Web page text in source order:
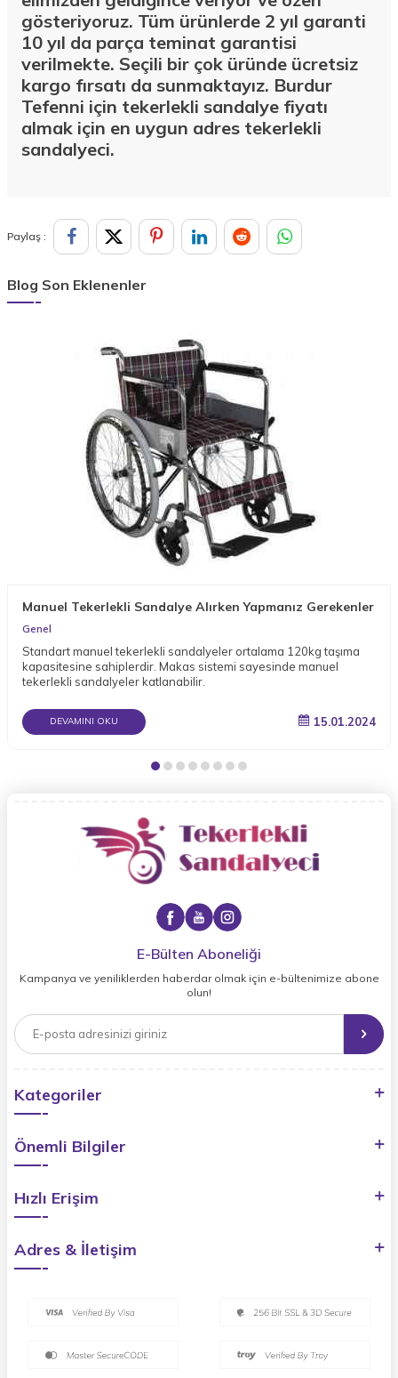
gösteriyoruz. Tüm ürünlerde 2 yıl garanti
10 yıl da parça teminat garantisi
verilmekte. Seçili bir çok üründe ücretsiz
kargo fırsatı da sunmaktayız. Burdur
Tefenni için tekerlekli sandalye fiyatı
almak için en uygun adres tekerlekli
sandalyeci.
Paylaş :
Blog Son Eklenenler
Manuel Tekerlekli Sandalye Alırken Yapmanız Gerekenler
Genel
Standart manuel tekerlekli sandalyeler ortalama 120kg taşıma
kapasitesine sahiplerdir. Makas sistemi sayesinde manuel
tekerlekli sandalyeler katlanabilir.
DEVAMINI OKU 15.01.2024
E-Bülten Aboneliği
Kampanya ve yeniliklerden haberdar olmak için e-bültenimize abone
olun!
Kategoriler
Önemli Bilgiler
Hızlı Erişim
Adres & İletişim